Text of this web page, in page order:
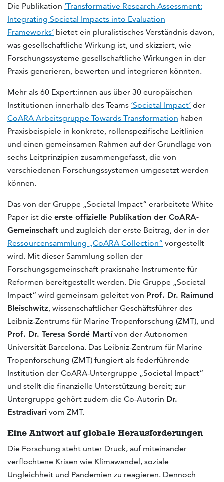
Die Publikation ‘Transformative Research Assessment:
Integrating Societal Impacts into Evaluation
Frameworks’ bietet ein pluralistisches Verständnis davon,
was gesellschaftliche Wirkung ist, und skizziert, wie
Forschungssysteme gesellschaftliche Wirkungen in der
Praxis generieren, bewerten und integrieren könnten.
Mehr als 60 Expert:innen aus über 30 europäischen
Institutionen innerhalb des Teams ‘Societal Impact’ der
CoARA Arbeitsgruppe Towards Transformation haben
Praxisbeispiele in konkrete, rollenspezifische Leitlinien
und einen gemeinsamen Rahmen auf der Grundlage von
sechs Leitprinzipien zusammengefasst, die von
verschiedenen Forschungssystemen umgesetzt werden
können.
Das von der Gruppe „Societal Impact“ erarbeitete White
Paper ist die erste offizielle Publikation der CoARA-
Gemeinschaft und zugleich der erste Beitrag, der in der
Ressourcensammlung „CoARA Collection“ vorgestellt
wird. Mit dieser Sammlung sollen der
Forschungsgemeinschaft praxisnahe Instrumente für
Reformen bereitgestellt werden. Die Gruppe „Societal
Impact“ wird gemeinsam geleitet von Prof. Dr. Raimund
Bleischwitz, wissenschaftlicher Geschäftsführer des
Leibniz-Zentrums für Marine Tropenforschung (ZMT), und
Prof. Dr. Teresa Sordé Martívon der Autonomen
Universität Barcelona. Das Leibniz-Zentrum für Marine
Tropenforschung (ZMT) fungiert als federführende
Institution der CoARA-Untergruppe „Societal Impact“
und stellt die finanzielle Unterstützung bereit; zur
Untergruppe gehört zudem die Co-Autorin Dr.
Estradivari vom ZMT.
Eine Antwort auf globale Herausforderungen
Die Forschung steht unter Druck, auf miteinander
verflochtene Krisen wie Klimawandel, soziale
Ungleichheit und Pandemien zu reagieren. Dennoch